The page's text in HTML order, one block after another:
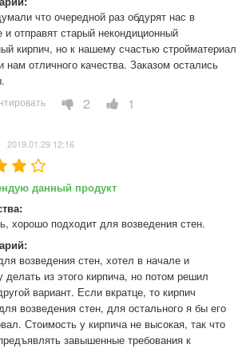
что очередной раз обдурят нас в
и отправят старый некондиционный
кирпич, но к нашему счастью стройматериал
нам отличного качества. Заказом остались
2 1
2019.01.29 12:16
данный продукт
хорошо подходит для возведения стен.
возведения стен, хотел в начале и
делать из этого кирпича, но потом решил
вариант. Если вкратце, то кирпич
возведения стен, для остального я бы его
Стоимость у кирпича не высокая, так что
завышенные требования к